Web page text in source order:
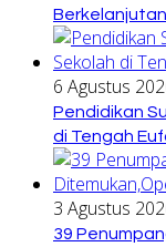
Berkelanjutan
6 Agustus
Pendidikan
di Tengah
3 Agustus
39